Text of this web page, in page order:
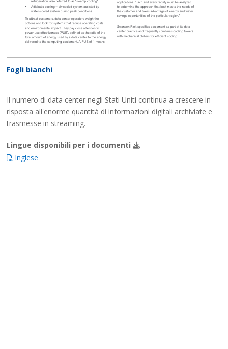
Fogli bianchi
Il numero di data center negli Stati Uniti continua a crescere in
risposta all'enorme quantità di informazioni digitali archiviate e
trasmesse in streaming.
Lingue disponibili per i documenti
Inglese